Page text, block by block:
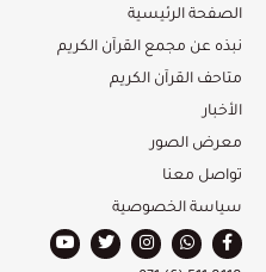
الصفحة الرئيسية
نبذه عن مجمع القرآن الكريم
متاحف القرآن الكريم
الأخبار
معرض الصور
تواصل معنا
سياسة الخصوصية